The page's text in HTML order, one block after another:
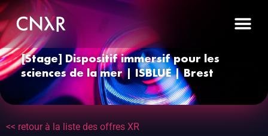
[Stage] Dispositif immersif pour les
sciences de la mer | ISBLUE | Brest
<< retour à la liste des offres XR